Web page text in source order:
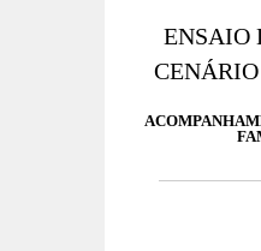
ENSAIO